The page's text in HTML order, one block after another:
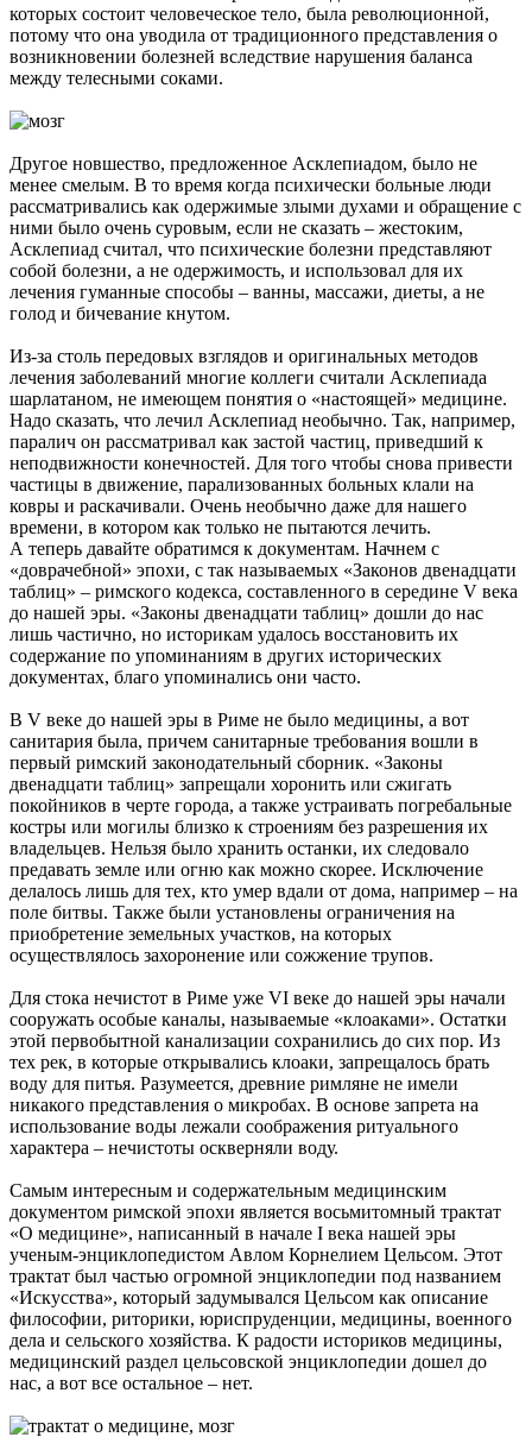
которых состоит человеческое тело, была революционной,
потому что она уводила от традиционного представления о
возникновении болезней вследствие нарушения баланса
между телесными соками.
Другое новшество, предложенное Асклепиадом, было не
менее смелым. В то время когда психически больные люди
рассматривались как одержимые злыми духами и обращение с
ними было очень суровым, если не сказать – жестоким,
Асклепиад считал, что психические болезни представляют
собой болезни, а не одержимость, и использовал для их
лечения гуманные способы – ванны, массажи, диеты, а не
голод и бичевание кнутом.
Из-за столь передовых взглядов и оригинальных методов
лечения заболеваний многие коллеги считали Асклепиада
шарлатаном, не имеющем понятия о «настоящей» медицине.
Надо сказать, что лечил Асклепиад необычно. Так, например,
паралич он рассматривал как застой частиц, приведший к
неподвижности конечностей. Для того чтобы снова привести
частицы в движение, парализованных больных клали на
ковры и раскачивали. Очень необычно даже для нашего
времени, в котором как только не пытаются лечить.
А теперь давайте обратимся к документам. Начнем с
«доврачебной» эпохи, с так называемых «Законов двенадцати
таблиц» – римского кодекса, составленного в середине V века
до нашей эры. «Законы двенадцати таблиц» дошли до нас
лишь частично, но историкам удалось восстановить их
содержание по упоминаниям в других исторических
документах, благо упоминались они часто.
В V веке до нашей эры в Риме не было медицины, а вот
санитария была, причем санитарные требования вошли в
первый римский законодательный сборник. «Законы
двенадцати таблиц» запрещали хоронить или сжигать
покойников в черте города, а также устраивать погребальные
костры или могилы близко к строениям без разрешения их
владельцев. Нельзя было хранить останки, их следовало
предавать земле или огню как можно скорее. Исключение
делалось лишь для тех, кто умер вдали от дома, например – на
поле битвы. Также были установлены ограничения на
приобретение земельных участков, на которых
осуществлялось захоронение или сожжение трупов.
Для стока нечистот в Риме уже VI веке до нашей эры начали
сооружать особые каналы, называемые «клоаками». Остатки
этой первобытной канализации сохранились до сих пор. Из
тех рек, в которые открывались клоаки, запрещалось брать
воду для питья. Разумеется, древние римляне не имели
никакого представления о микробах. В основе запрета на
использование воды лежали соображения ритуального
характера – нечистоты оскверняли воду.
Самым интересным и содержательным медицинским
документом римской эпохи является восьмитомный трактат
«О медицине», написанный в начале I века нашей эры
ученым-энциклопедистом Авлом Корнелием Цельсом. Этот
трактат был частью огромной энциклопедии под названием
«Искусства», который задумывался Цельсом как описание
философии, риторики, юриспруденции, медицины, военного
дела и сельского хозяйства. К радости историков медицины,
медицинский раздел цельсовской энциклопедии дошел до
нас, а вот все остальное – нет.